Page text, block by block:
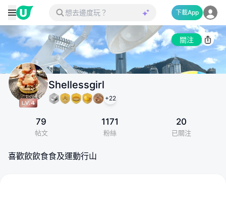
下載App
關注
Shellessgirl
+22
79
帖文
1171
粉絲
20
已關注
喜歡飲飲食食及運動行山